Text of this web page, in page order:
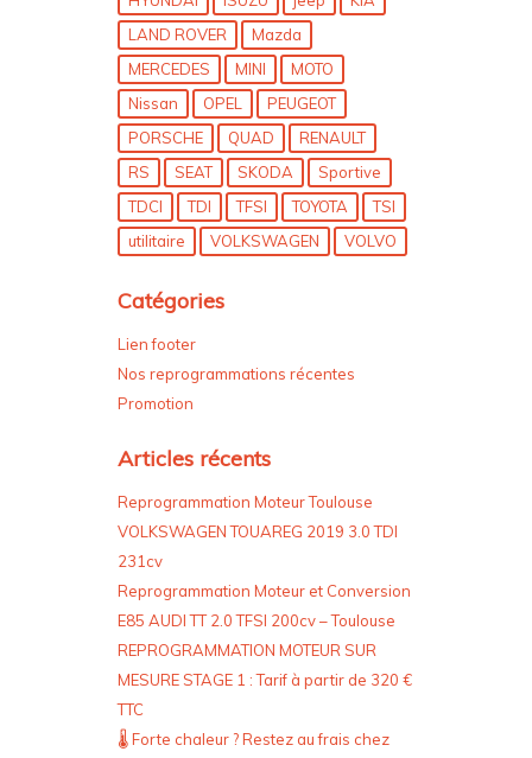
LAND ROVER
Mazda
MERCEDES
MINI
MOTO
Nissan
OPEL
PEUGEOT
PORSCHE
QUAD
RENAULT
RS
SEAT SKODA
Sportive
TDCI
TDI TFSI TOYOTA
TSI
utilitaire
VOLKSWAGEN VOLVO
Catégories
Lien footer
Nos reprogrammations récentes
Promotion
Articles récents
Reprogrammation Moteur Toulouse
VOLKSWAGEN TOUAREG 2019 3.0 TDI
231cv
Reprogrammation Moteur et Conversion
E85 AUDI TT 2.0 TFSI 200cv – Toulouse
REPROGRAMMATION MOTEUR SUR
MESURE STAGE 1 : Tarif à partir de 320 €
TTC
🌡️ Forte chaleur ? Restez au frais chez